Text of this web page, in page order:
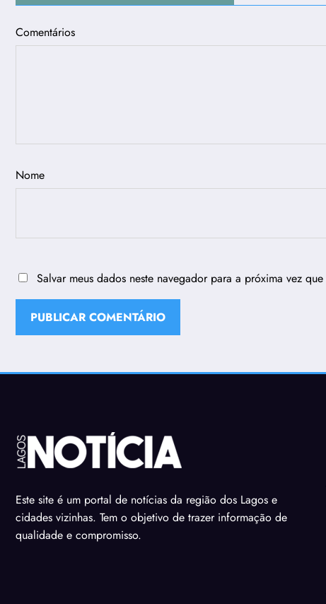
Comentários
Nome
Salvar meus dados neste navegador para a próxima vez
Este site é um portal de notícias da região dos Lagos e
cidades vizinhas. Tem o objetivo de trazer informação de
qualidade e compromisso.